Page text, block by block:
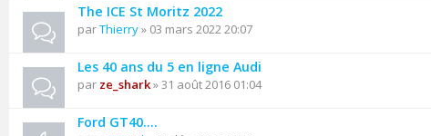
The ICE St Moritz 2022
parThierry» 03 mars 2022 20:07
Les 40 ans du 5 en ligne Audi
par ze_shark» 31 août 2016 01:04
Ford GT40....